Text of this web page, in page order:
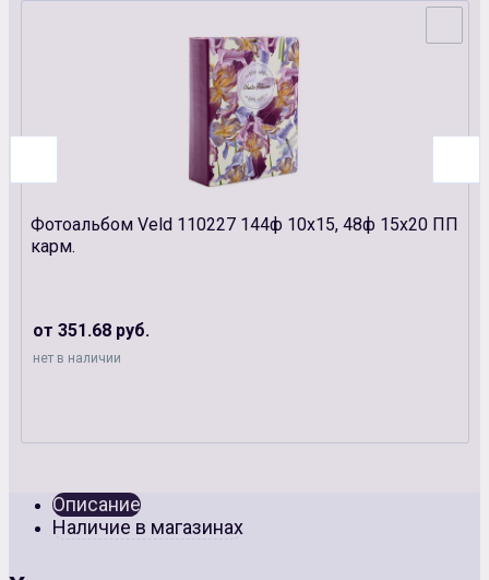
Фотоальбом Veld 110227 144ф 10х15, 48ф 15х20 ПП
карм.
от 351.68 руб.
нет в наличии
Описание
Наличие в магазинах